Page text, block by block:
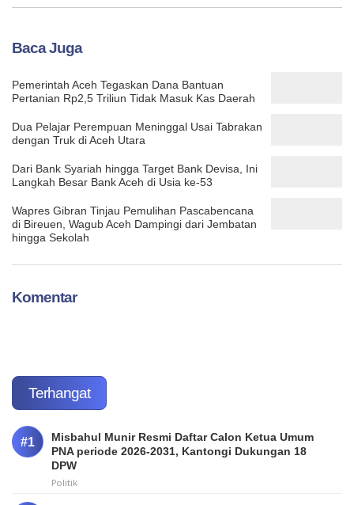
Baca Juga
Pemerintah Aceh Tegaskan Dana Bantuan
Pertanian Rp2,5 Triliun Tidak Masuk Kas Daerah
Dua Pelajar Perempuan Meninggal Usai Tabrakan
dengan Truk di Aceh Utara
Dari Bank Syariah hingga Target Bank Devisa, Ini
Langkah Besar Bank Aceh di Usia ke-53
Wapres Gibran Tinjau Pemulihan Pascabencana
di Bireuen, Wagub Aceh Dampingi dari Jembatan
hingga Sekolah
Komentar
Terhangat
Misbahul Munir Resmi Daftar Calon Ketua Umum
PNA periode 2026-2031, Kantongi Dukungan 18
DPW
Politik